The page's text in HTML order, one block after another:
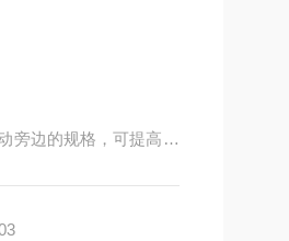
旁边的规格，可提高工